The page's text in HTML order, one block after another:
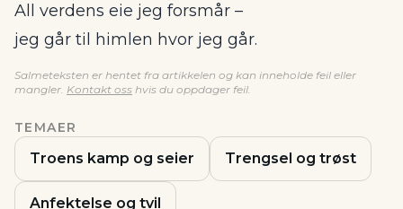
All verdens eie jeg forsmår –
jeg går til himlen hvor jeg går.
Salmeteksten er hentet fra artikkelen og kan inneholde feil eller
mangler. Kontakt oss hvis du oppdager feil.
TEMAER
Troens kamp og seier Trengsel og trøst
Anfektelse og tvil